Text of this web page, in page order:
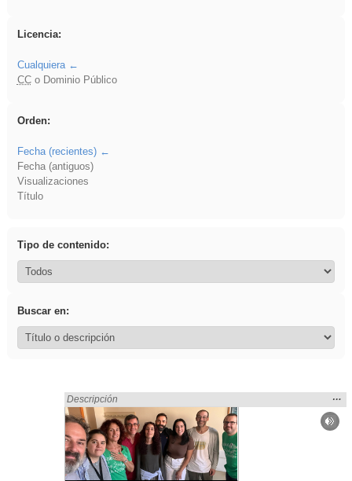
Licencia:
Cualquiera
CCo Dominio Público
Orden:
Fecha (recientes)
Fecha (antiguos)
Visualizaciones
Título
Tipo de contenido:
Buscar en:
Encontrado «Servicios socioculturales y a la comunidad» en:
Descripción
la
…